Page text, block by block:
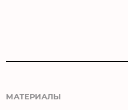
МАТЕРИАЛЫ